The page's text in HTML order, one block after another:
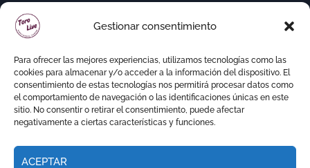
Gestionar consentimiento
Para ofrecer las mejores experiencias, utilizamos tecnologías como las
cookies para almacenar y/o acceder a la información del dispositivo. El
consentimiento de estas tecnologías nos permitirá procesar datos como
el comportamiento de navegación o las identificaciones únicas en este
sitio. No consentir o retirar el consentimiento, puede afectar
negativamente a ciertas características y funciones.
ACEPTAR